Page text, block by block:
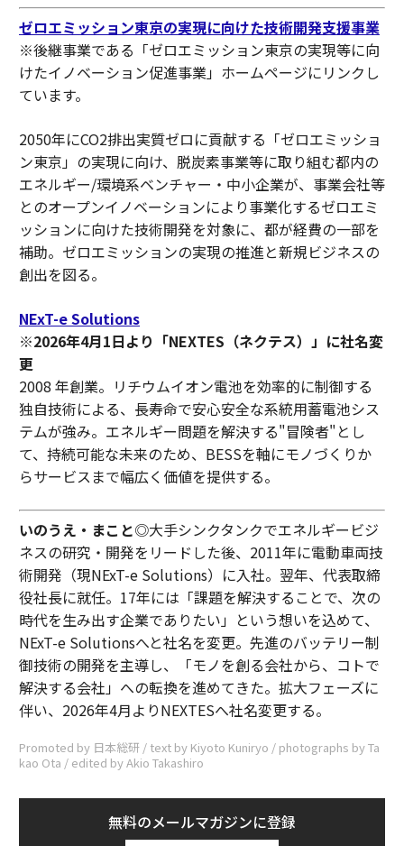
ゼロエミッション東京の実現に向けた技術開発支援事業
※後継事業である「ゼロエミッション東京の実現等に向
けたイノベーション促進事業」ホームページにリンクし
ています。
2050年にCO2排出実質ゼロに貢献する「ゼロエミッショ
ン東京」の実現に向け、脱炭素事業等に取り組む都内の
エネルギー/環境系ベンチャー・中小企業が、事業会社等
とのオープンイノベーションにより事業化するゼロエミ
ッションに向けた技術開発を対象に、都が経費の一部を
補助。ゼロエミッションの実現の推進と新規ビジネスの
創出を図る。
NExT-e Solutions
※2026年4月1日より「NEXTES（ネクテス）」に社名変
更
2008 年創業。リチウムイオン電池を効率的に制御する
独自技術による、長寿命で安心安全な系統用蓄電池シス
テムが強み。エネルギー問題を解決する"冒険者"とし
て、持続可能な未来のため、BESSを軸にモノづくりか
らサービスまで幅広く価値を提供する。
いのうえ・まこと◎大手シンクタンクでエネルギービジ
ネスの研究・開発をリードした後、2011年に電動車両技
術開発（現NExT-e Solutions）に入社。翌年、代表取締
役社長に就任。17年には「課題を解決することで、次の
時代を生み出す企業でありたい」という想いを込めて、
NExT-e Solutionsへと社名を変更。先進のバッテリー制
御技術の開発を主導し、「モノを創る会社から、コトで
解決する会社」への転換を進めてきた。拡大フェーズに
伴い、2026年4月よりNEXTESへ社名変更する。
Promoted by 日本総研 / text by Kiyoto Kuniryo / photographs by Ta
kao Ota / edited by Akio Takashiro
無料のメールマガジンに登録